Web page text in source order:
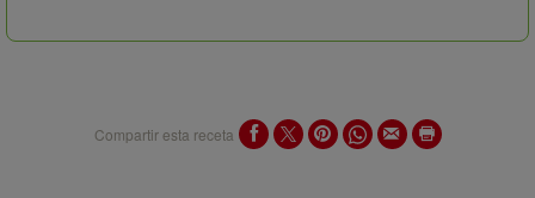
Compartir esta receta